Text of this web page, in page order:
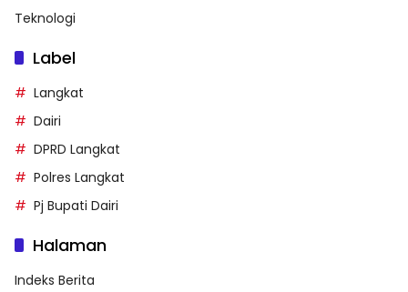
Teknologi
Label
Langkat
Dairi
DPRD Langkat
Polres Langkat
Pj Bupati Dairi
Halaman
Indeks Berita